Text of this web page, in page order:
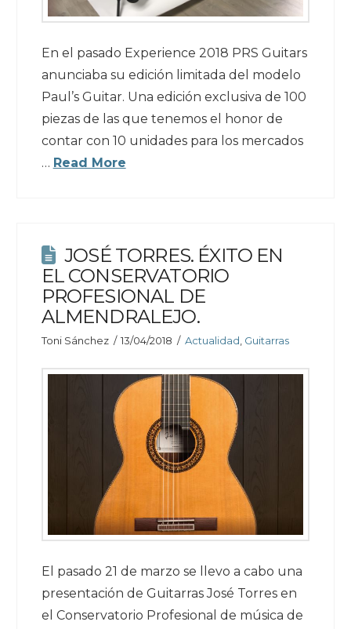
En el pasado Experience 2018 PRS Guitars
anunciaba su edición limitada del modelo
Paul’s Guitar. Una edición exclusiva de 100
piezas de las que tenemos el honor de
contar con 10 unidades para los mercados
… Read More
JOSÉ TORRES. ÉXITO EN
EL CONSERVATORIO
PROFESIONAL DE
ALMENDRALEJO.
Toni Sánchez 13/04/2018 Actualidad Guitarras
El pasado 21 de marzo se llevo a cabo una
presentación de Guitarras José Torres en
el Conservatorio Profesional de música de